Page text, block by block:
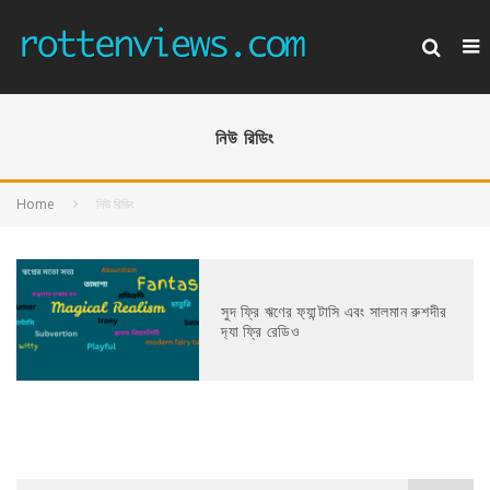
নিউ রিডিং
Home নিউ রিডিং
সুদ ফ্রি ঋণের ফ‍্যান্টাসি এবং সালমান রুশদীর
দ‍্যা ফ্রি রেডিও